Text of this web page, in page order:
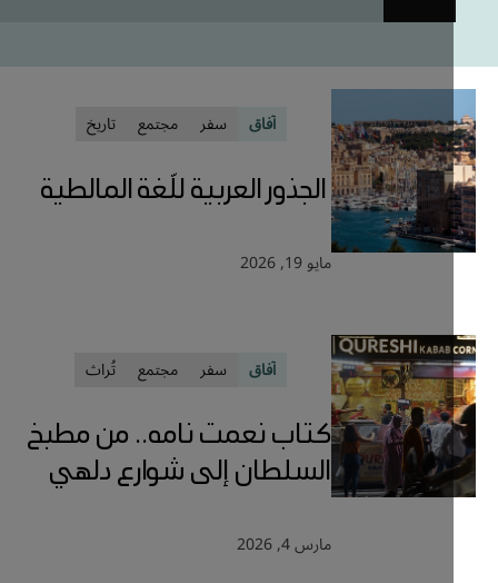
سفر مجتمع تاريخ
الجذور العربية للّغة المالطية
مايو 19, 2026
سفر مجتمع تُراث
كتاب نعمت نامه.. من مطبخ
السلطان إلى شوارع دلهي